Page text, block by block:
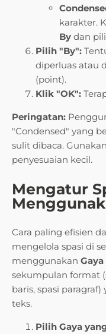
karakter.
By dan
Pilih "By":
diperluas atau
(point).
Klik "OK":
Peringatan:
"Condensed" yang
sulit dibaca.
penyesuaian kecil.
Mengatur
Cara paling efisien
mengelola spasi di
menggunakan
sekumpulan format
baris, spasi
teks.
Pilih Gaya